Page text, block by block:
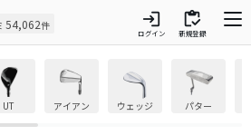
54,062件 login
ログイン
inventory
新規登録
UT アイアン ウェッジ パター